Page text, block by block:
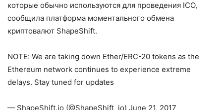
которые обычно используются для проведения ICO,
сообщила платформа моментального обмена
криптовалют ShapeShift.
NOTE: We are taking down Ether/ERC-20 tokens as the
Ethereum network continues to experience extreme
delays. Stay tuned for updates
— ShapeShift.io (@ShapeShift_io) June 21, 2017